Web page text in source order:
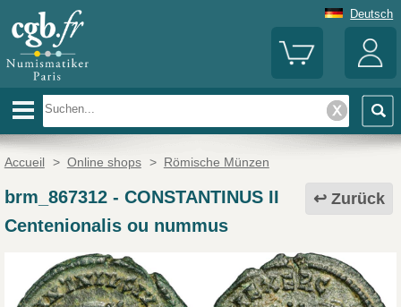
Deutsch
Accueil > Online shops > Römische Münzen
Zurück
brm_867312- CONSTANTINUS II
Centenionalis ou nummus